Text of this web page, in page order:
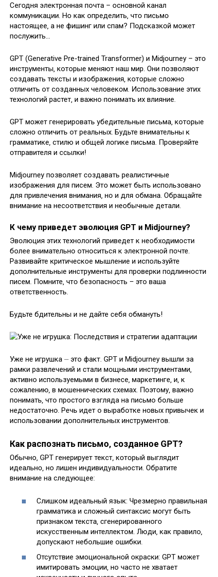
Сегодня электронная почта – основной канал
коммуникации. Но как определить‚ что письмо
настоящее‚ а не фишинг или спам? Подсказкой может
послужить…
GPT (Generative Pre-trained Transformer) и Midjourney – это
инструменты‚ которые меняют наш мир. Они позволяют
создавать тексты и изображения‚ которые сложно
отличить от созданных человеком. Использование этих
технологий растет‚ и важно понимать их влияние.
GPT может генерировать убедительные письма‚ которые
сложно отличить от реальных. Будьте внимательны к
грамматике‚ стилю и общей логике письма. Проверяйте
отправителя и ссылки!
Midjourney позволяет создавать реалистичные
изображения для писем. Это может быть использовано
для привлечения внимания‚ но и для обмана. Обращайте
внимание на несоответствия и необычные детали.
К чему приведет эволюция GPT и Midjourney?
Эволюция этих технологий приведет к необходимости
более внимательно относиться к электронной почте.
Развивайте критическое мышление и используйте
дополнительные инструменты для проверки подлинности
писем. Помните‚ что безопасность – это ваша
ответственность.
Будьте бдительны и не дайте себя обмануть!
Уже не игрушка ⏤ это факт. GPT и Midjourney вышли за
рамки развлечений и стали мощными инструментами‚
активно используемыми в бизнесе‚ маркетинге‚ и‚ к
сожалению‚ в мошеннических схемах. Поэтому‚ важно
понимать‚ что простого взгляда на письмо больше
недостаточно. Речь идет о выработке новых привычек и
использовании дополнительных инструментов.
Как распознать письмо‚ созданное GPT?
Обычно‚ GPT генерирует текст‚ который выглядит
идеально‚ но лишен индивидуальности. Обратите
внимание на следующее:
Слишком идеальный язык: Чрезмерно правильная
грамматика и сложный синтаксис могут быть
признаком текста‚ сгенерированного
искусственным интеллектом. Люди‚ как правило‚
допускают небольшие ошибки.
Отсутствие эмоциональной окраски: GPT может
имитировать эмоции‚ но часто не хватает